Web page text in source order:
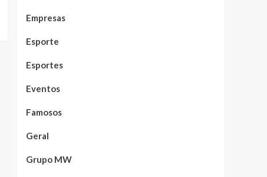
Empresas
Esporte
Esportes
Eventos
Famosos
Geral
Grupo MW